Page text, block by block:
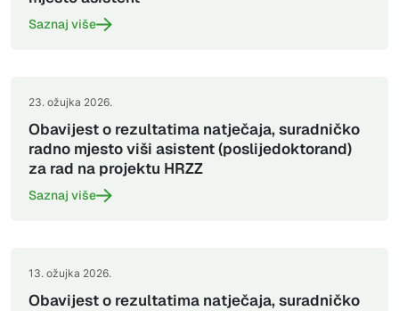
Saznaj više
23. ožujka 2026.
Obavijest o rezultatima natječaja, suradničko
radno mjesto viši asistent (poslijedoktorand)
za rad na projektu HRZZ
Saznaj više
13. ožujka 2026.
Obavijest o rezultatima natječaja, suradničko